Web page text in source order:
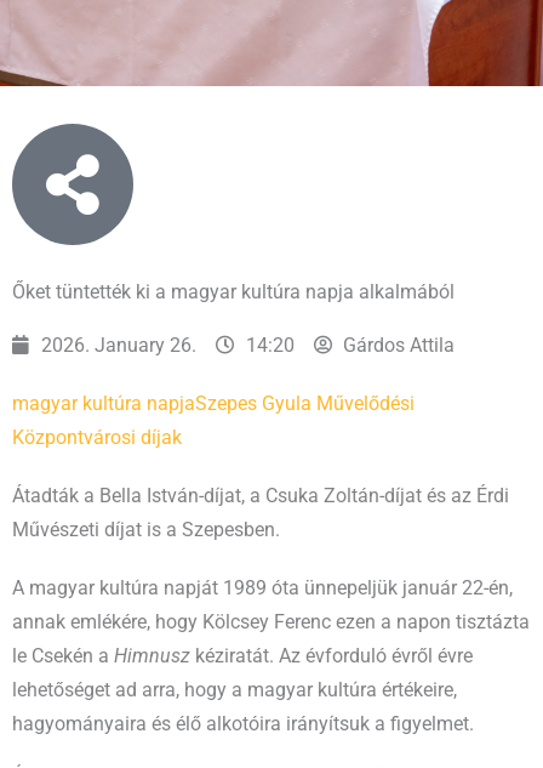
Őket tüntették ki a magyar kultúra napja alkalmából
2026. January 26. 14:20 Gárdos Attila
magyar kultúra napjaSzepes Gyula Művelődési
Központvárosi díjak
Átadták a Bella István-díjat, a Csuka Zoltán-díjat és az Érdi
Művészeti díjat is a Szepesben.
A magyar kultúra napját 1989 óta ünnepeljük január 22-én,
annak emlékére, hogy Kölcsey Ferenc ezen a napon tisztázta
le Csekén a Himnusz kéziratát. Az évforduló évről évre
lehetőséget ad arra, hogy a magyar kultúra értékeire,
hagyományaira és élő alkotóira irányítsuk a figyelmet.